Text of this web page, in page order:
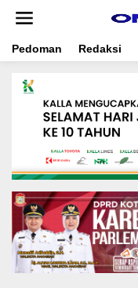
t
Pedoman Redaksi